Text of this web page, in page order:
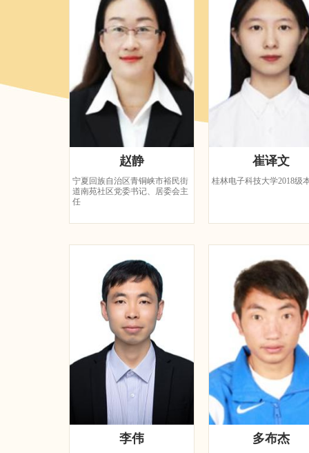
赵静
宁夏回族自治区青铜峡市裕民街
道南苑社区党委书记、居委会主
任
崔译文
桂林电子科技大学2018级
李伟 多布杰